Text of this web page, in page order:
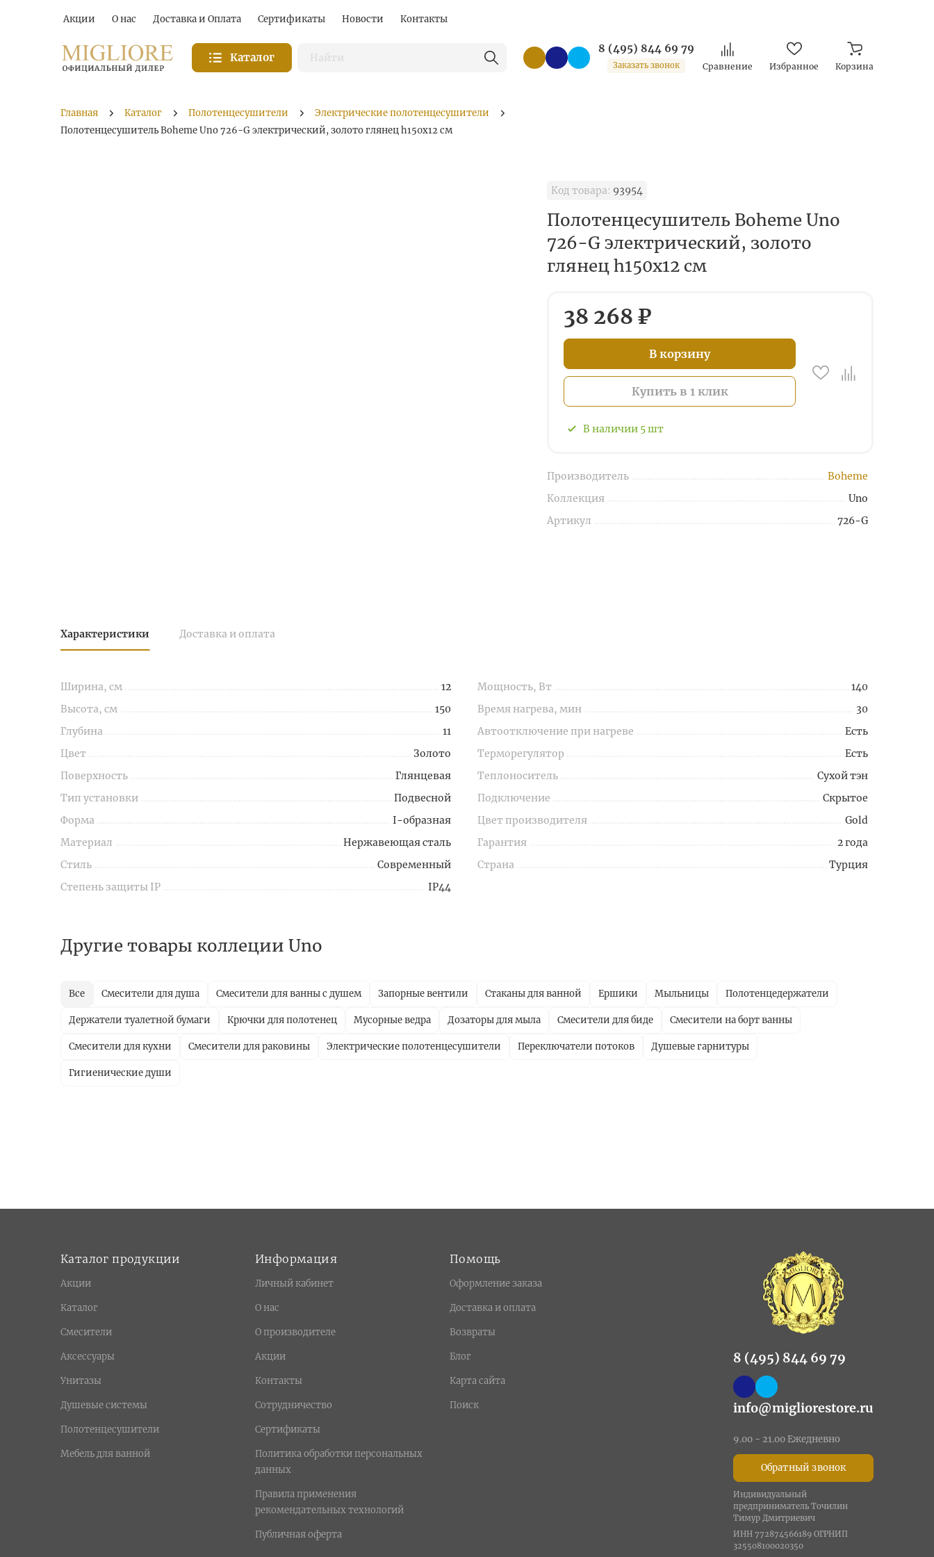
Акции О нас Доставка и Оплата Сертификаты Новости Контакты
Каталог
8 (495) 844 69 79
Заказать звонок Сравнение Избранное Корзина
Главная Каталог Полотенцесушители
Электрические полотенцесушители
Полотенцесушитель Boheme Uno 726-G электрический, золото глянец h150х12 см
Код товара: 93954
Полотенцесушитель Boheme Uno
726-G электрический, золото
глянец h150х12 см
38 268 ₽
В корзину
Купить в 1 клик
В наличии 5шт
Производитель
Boheme
Коллекция
Uno
Артикул
726-G
Характеристики Доставка и оплата
Ширина, см
12
Высота, см
150
Глубина
11
Цвет
Золото
Поверхность
Глянцевая
Тип установки
Подвесной
Форма
I-образная
Материал
Нержавеющая сталь
Стиль
Современный
Степень защиты IP
IP44
Мощность, Вт
140
Время нагрева, мин
30
Автоотключение при нагреве
Есть
Терморегулятор
Есть
Теплоноситель
Сухой тэн
Подключение
Скрытое
Цвет производителя
Gold
Гарантия
2 года
Страна
Турция
Другие товары коллеции Uno
Все Смесители для душа Смесители для ванны с душем Запорные вентили Стаканы для ванной Ершики Мыльницы Полотенцедержатели
Держатели туалетной бумаги Крючки для полотенец Мусорные ведра Дозаторы для мыла Смесители для биде Смесители на борт ванны
Смесители для кухни Смесители для раковины Электрические полотенцесушители Переключатели потоков Душевые гарнитуры
Гигиенические души
Каталог продукции
Акции
Каталог
Смесители
Аксессуары
Унитазы
Душевые системы
Полотенцесушители
Мебель для ванной
Информация
Личный кабинет
О нас
О производителе
Акции
Контакты
Сотрудничество
Сертификаты
Политика обработки персональных
данных
Правила применения
рекомендательных технологий
Публичная оферта
Помощь
Оформление заказа
Доставка и оплата
Возвраты
Блог
Карта сайта
Поиск
8 (495) 844 69 79
info@migliorestore.ru
9.00 - 21.00 Ежедневно
Обратный звонок
Индивидуальный
предприниматель Точилин
Тимур Дмитриевич
ИНН 772874566189 ОГРНИП
325508100020350